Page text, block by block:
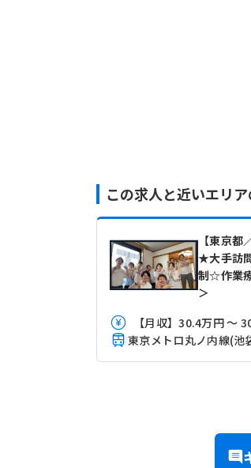
この求人と近いエリ
【東京
★大手訪
制☆作業
＞
【月収】30.4万円 ～